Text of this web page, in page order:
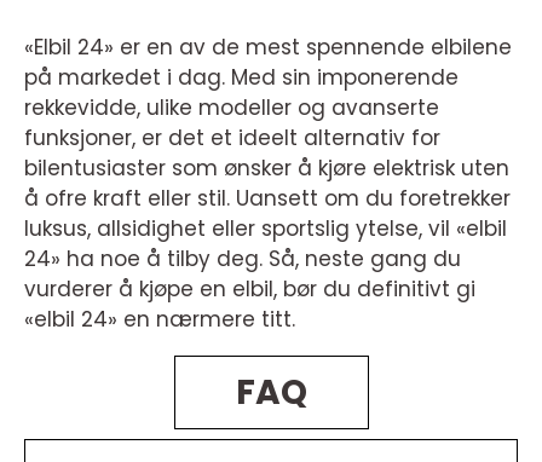
«Elbil 24» er en av de mest spennende elbilene
på markedet i dag. Med sin imponerende
rekkevidde, ulike modeller og avanserte
funksjoner, er det et ideelt alternativ for
bilentusiaster som ønsker å kjøre elektrisk uten
å ofre kraft eller stil. Uansett om du foretrekker
luksus, allsidighet eller sportslig ytelse, vil «elbil
24» ha noe å tilby deg. Så, neste gang du
vurderer å kjøpe en elbil, bør du definitivt gi
«elbil 24» en nærmere titt.
FAQ